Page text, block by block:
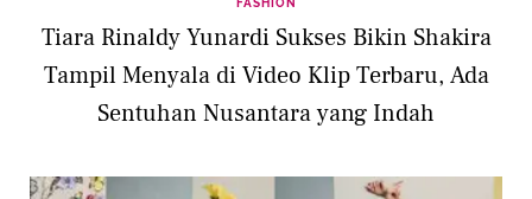
FASHION
Tiara Rinaldy Yunardi Sukses Bikin Shakira
Tampil Menyala di Video Klip Terbaru, Ada
Sentuhan Nusantara yang Indah